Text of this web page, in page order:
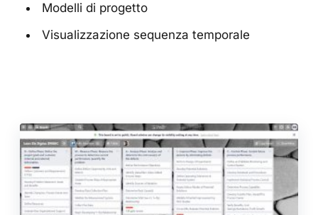
Modelli di progetto
Visualizzazione sequenza temporale